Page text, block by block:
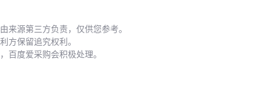
来源第三方负责，仅供您参考。
方保留追究权利。
百度爱采购会积极处理。